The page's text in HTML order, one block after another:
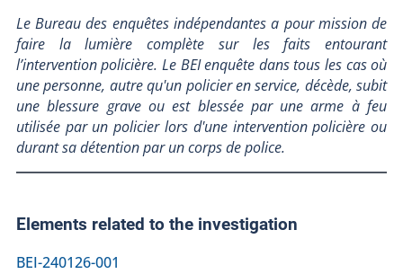
Le Bureau des enquêtes indépendantes a pour mission de
faire la lumière complète sur les faits entourant
l’intervention policière. Le BEI enquête dans tous les cas où
une personne, autre qu'un policier en service, décède, subit
une blessure grave ou est blessée par une arme à feu
utilisée par un policier lors d'une intervention policière ou
durant sa détention par un corps de police.
Elements related to the investigation
BEI-240126-001